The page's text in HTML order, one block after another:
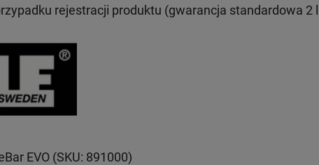
rejestracji produktu (gwarancja standardowa 2
EVO (SKU: 891000)